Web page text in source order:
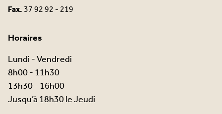
Fax.37 92 92 - 219
Horaires
Lundi - Vendredi
8h00 - 11h30
13h30 - 16h00
Jusqu’à 18h30 le Jeudi